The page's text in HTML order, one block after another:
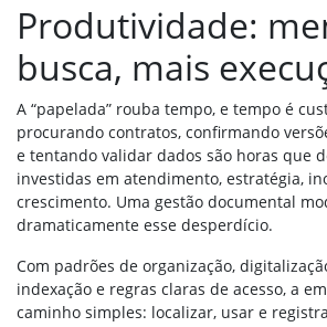
Produtividade:
busca, mais
A “papelada” rouba tempo, e tempo é
procurando contratos, confirmando
e tentando validar dados são horas que
investidas em atendimento, estratégia,
crescimento. Uma gestão documental
dramaticamente esse desperdício.
Com padrões de organização,
indexação e regras claras de acesso, a
caminho simples: localizar, usar e